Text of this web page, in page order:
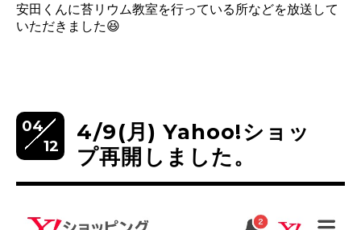
安田くんに苔リウム教室を行っている所などを放送して
いただきました😆
04
12
4/9(月) Yahoo!ショッ
プ再開しました。